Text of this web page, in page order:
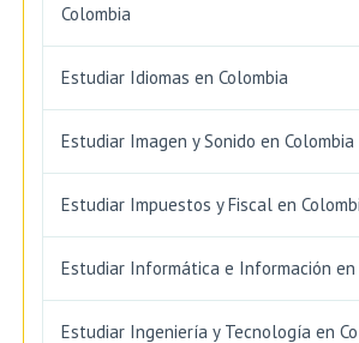
Colombia
Estudiar Idiomas en Colombia
Estudiar Imagen y Sonido en Colombia
Estudiar Impuestos y Fiscal en
Estudiar Informática e Información en
Estudiar Ingeniería y Tecnología en